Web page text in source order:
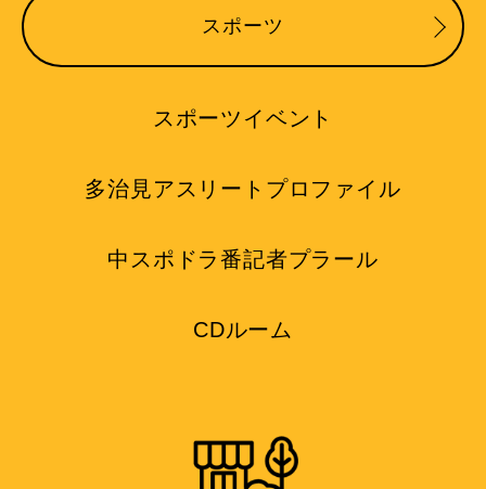
スポーツ
スポーツイベント
多治見アスリートプロファイル
中スポドラ番記者プラール
CDルーム